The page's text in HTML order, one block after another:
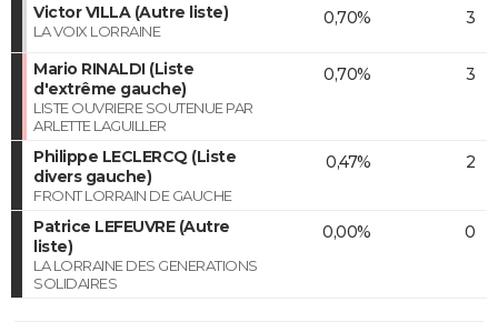
Victor VILLA (Autre liste)
LA VOIX LORRAINE
0,70% 3
Mario RINALDI (Liste
d'extrême gauche)
LISTE OUVRIERE SOUTENUE PAR
ARLETTE LAGUILLER
0,70% 3
Philippe LECLERCQ (Liste
divers gauche)
FRONT LORRAIN DE GAUCHE
0,47% 2
Patrice LEFEUVRE (Autre
liste)
LA LORRAINE DES GENERATIONS
SOLIDAIRES
0,00% 0